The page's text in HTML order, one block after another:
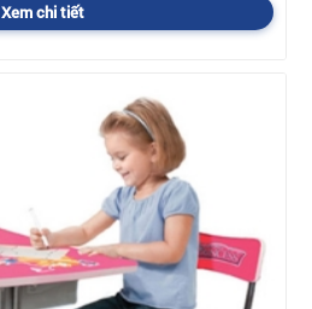
Xem chi tiết